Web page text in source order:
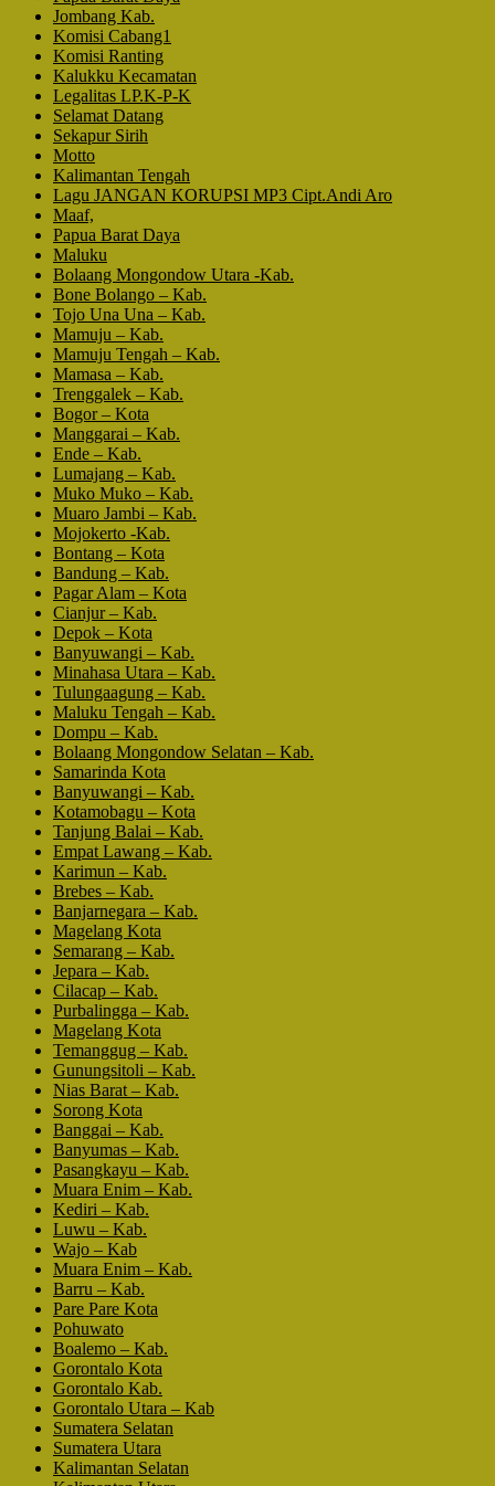
Jombang Kab.
Komisi Cabang1
Komisi Ranting
Kalukku Kecamatan
Legalitas LP.K-P-K
Selamat Datang
Sekapur Sirih
Motto
Kalimantan Tengah
Lagu JANGAN KORUPSI MP3 Cipt.Andi Aro
Maaf,
Papua Barat Daya
Maluku
Bolaang Mongondow Utara -Kab.
Bone Bolango – Kab.
Tojo Una Una – Kab.
Mamuju – Kab.
Mamuju Tengah – Kab.
Mamasa – Kab.
Trenggalek – Kab.
Bogor – Kota
Manggarai – Kab.
Ende – Kab.
Lumajang – Kab.
Muko Muko – Kab.
Muaro Jambi – Kab.
Mojokerto -Kab.
Bontang – Kota
Bandung – Kab.
Pagar Alam – Kota
Cianjur – Kab.
Depok – Kota
Banyuwangi – Kab.
Minahasa Utara – Kab.
Tulungaagung – Kab.
Maluku Tengah – Kab.
Dompu – Kab.
Bolaang Mongondow Selatan – Kab.
Samarinda Kota
Banyuwangi – Kab.
Kotamobagu – Kota
Tanjung Balai – Kab.
Empat Lawang – Kab.
Karimun – Kab.
Brebes – Kab.
Banjarnegara – Kab.
Magelang Kota
Semarang – Kab.
Jepara – Kab.
Cilacap – Kab.
Purbalingga – Kab.
Magelang Kota
Temanggug – Kab.
Gunungsitoli – Kab.
Nias Barat – Kab.
Sorong Kota
Banggai – Kab.
Banyumas – Kab.
Pasangkayu – Kab.
Muara Enim – Kab.
Kediri – Kab.
Luwu – Kab.
Wajo – Kab
Muara Enim – Kab.
Barru – Kab.
Pare Pare Kota
Pohuwato
Boalemo – Kab.
Gorontalo Kota
Gorontalo Kab.
Gorontalo Utara – Kab
Sumatera Selatan
Sumatera Utara
Kalimantan Selatan